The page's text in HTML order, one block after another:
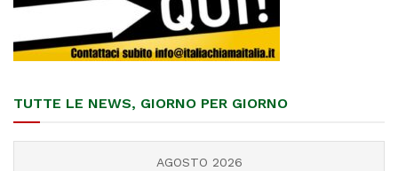
TUTTE LE NEWS, GIORNO PER GIORNO
AGOSTO 2026